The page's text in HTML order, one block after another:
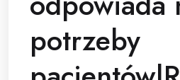
potrzeby